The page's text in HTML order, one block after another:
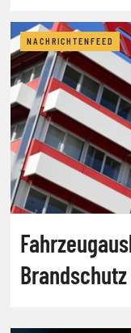
NACHRICHTENFEED